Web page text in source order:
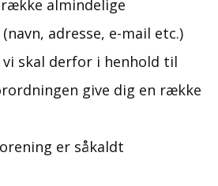
almindelige
adresse, e-mail etc.)
skal derfor i henhold til
give dig en række
er såkaldt